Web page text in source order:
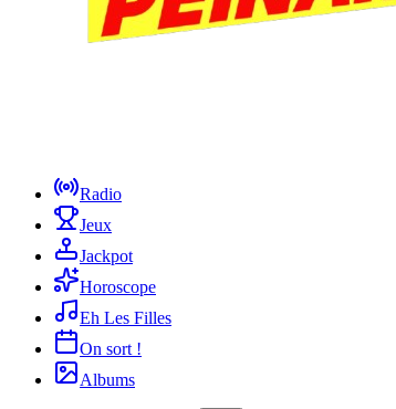
Radio
Jeux
Jackpot
Horoscope
Eh Les Filles
On sort !
Albums